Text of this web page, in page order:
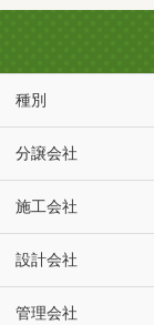
種別
分譲会社
施工会社
設計会社
管理会社